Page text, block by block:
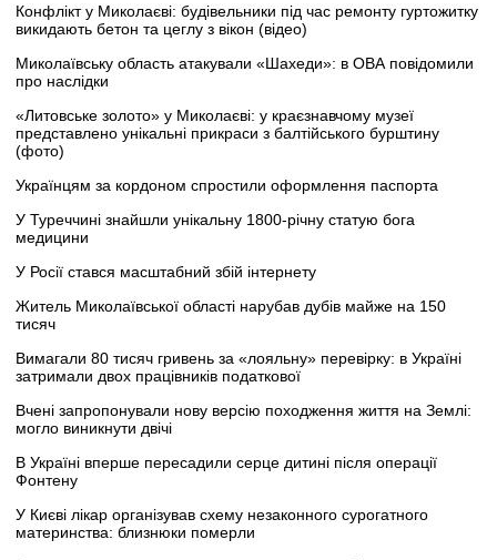
Конфлікт у Миколаєві: будівельники під час ремонту гуртожитку
викидають бетон та цеглу з вікон (відео)
Миколаївську область атакували «Шахеди»: в ОВА повідомили
про наслідки
«Литовське золото» у Миколаєві: у краєзнавчому музеї
представлено унікальні прикраси з балтійського бурштину
(фото)
Українцям за кордоном спростили оформлення паспорта
У Туреччині знайшли унікальну 1800-річну статую бога
медицини
У Росії стався масштабний збій інтернету
Житель Миколаївської області нарубав дубів майже на 150
тисяч
Вимагали 80 тисяч гривень за «лояльну» перевірку: в Україні
затримали двох працівників податкової
Вчені запропонували нову версію походження життя на Землі:
могло виникнути двічі
В Україні вперше пересадили серце дитині після операції
Фонтену
У Києві лікар організував схему незаконного сурогатного
материнства: близнюки померли